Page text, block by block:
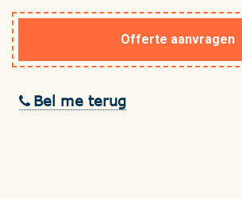
Offerte aanvragen
Bel me terug